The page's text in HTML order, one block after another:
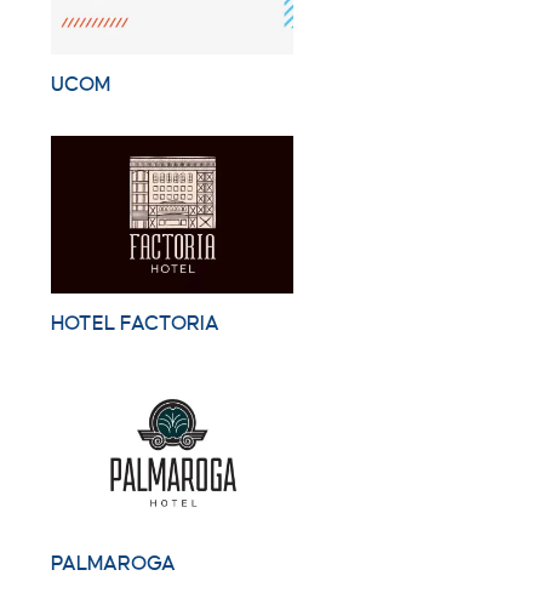
UCOM
HOTEL FACTORIA
PALMAROGA